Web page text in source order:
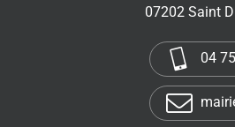
07202 Saint
04